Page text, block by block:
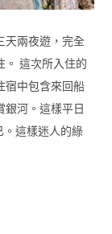
天兩夜遊，完全
。 這次所入住的
宿中包含來回船
銀河。這樣平日
這樣迷人的綠